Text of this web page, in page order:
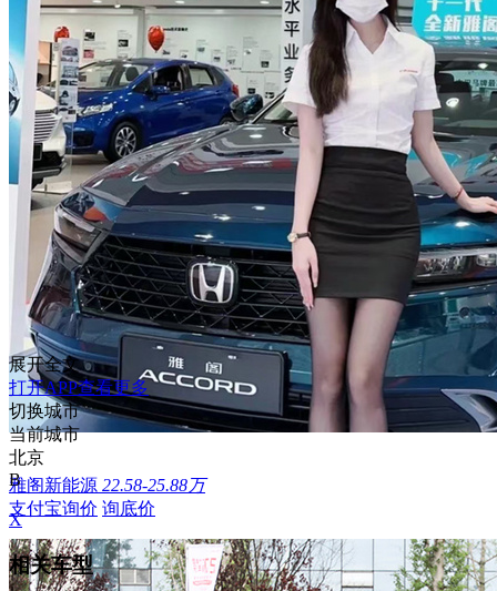
雅阁新能源 22.58-25.88万
支付宝询价 询底价
展开全文
打开APP查看更多
切换城市
当前城市
北京
B
X
相关车型